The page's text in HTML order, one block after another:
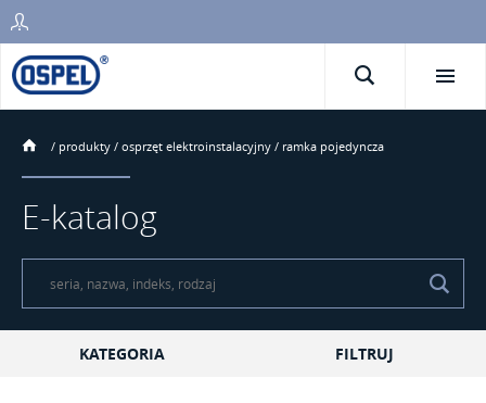
/ produkty / osprzęt elektroinstalacyjny / ramka pojedyncza
E-katalog
KATEGORIA FILTRUJ